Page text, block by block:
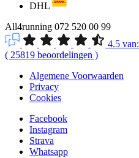
DHL
All4running 072 520 00 99
4.5 van:
( 25819 beoordelingen )
Algemene Voorwaarden
Privacy
Cookies
Facebook
Instagram
Strava
Whatsapp